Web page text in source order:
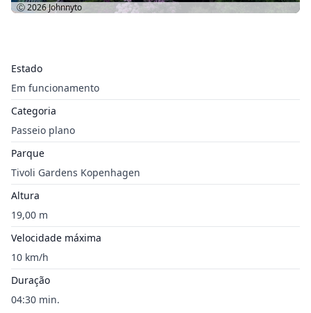
Estado
Em funcionamento
Categoria
Passeio plano
Parque
Tivoli Gardens Kopenhagen
Altura
19,00 m
Velocidade máxima
10 km/h
Duração
04:30 min.
Ⓒ 2026Johnnyto